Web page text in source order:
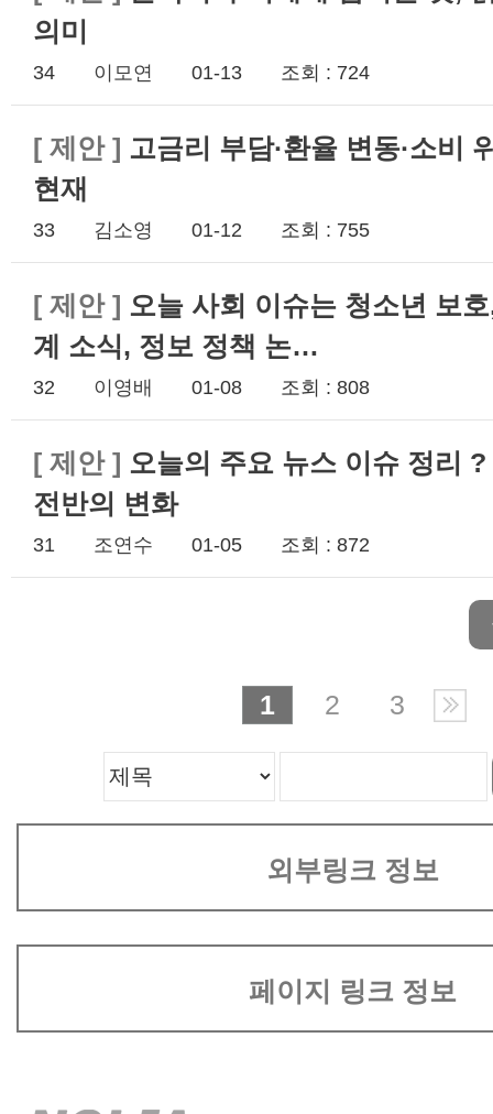
의미
34 이모연 01-13 조회 : 724
[ 제안] 고금리 부담·환율 변동·소비
현재
33 김소영 01-12 조회 : 755
[ 제안] 오늘 사회 이슈는 청소년 보
계 소식, 정보 정책 논…
32 이영배 01-08 조회 : 808
[ 제안] 오늘의 주요 뉴스 이슈 정리 ?
전반의 변화
31 조연수 01-05 조회 : 872
1 2 3
외부링크 정보
페이지 링크 정보